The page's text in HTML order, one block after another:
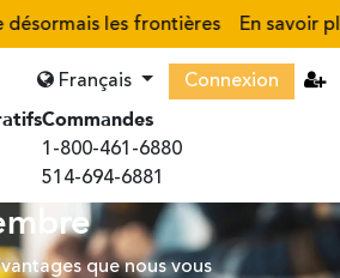
les frontières En savoir plus›
Français Connexion
Commandes
1-800-461-6880
514-694-6881
que nous vous